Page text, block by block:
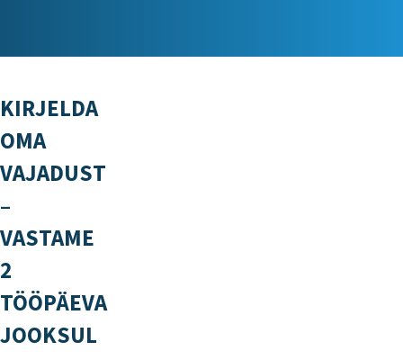
KIRJELDA
OMA
VAJADUST
–
VASTAME
2
TÖÖPÄEVA
JOOKSUL